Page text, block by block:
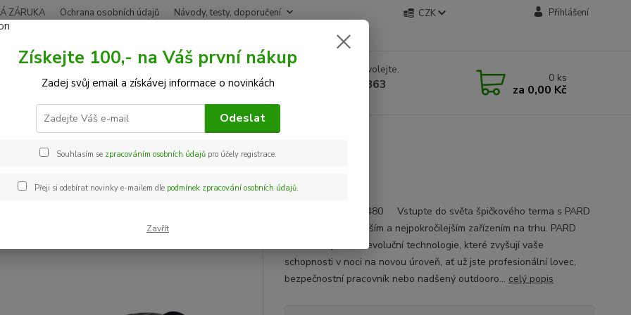
ZÁRUKA Ochrana osobních údajů
Návody, testy, doporučení
CZK Přihlášení
Hledat
Nevíte si rady? Zavolejte.
+420 534 534 863 0 ks
za 0,00 Kč
Leopard LRF 480
Pard Leopard LRF 480 Vstupte do světa špičkového terma s PARD
LEOPARD, nejnovějším a nejpokročilejším zařízením na trhu. PARD
LEOPARD přináší revoluční technologie, které zvyšují vaše
schopnosti v noci na novou úroveň, ať už jste profesionální lovec,
bezpečnostní pracovník nebo nadšený outdooro... celý popis
Získejte 100,- na Váš první nákup
Zadej svůj email a získávej informace o novinkách
Odeslat
Souhlasím se zpracováním osobních údajůpro účely registrace.
Přeji si odebírat novinky e-mailem dle podmínek zpracování osobních údajů.
Zavřít